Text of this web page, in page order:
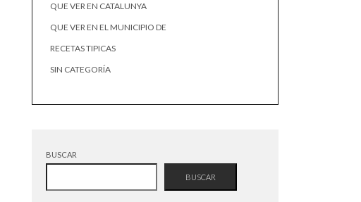
QUE VER EN CATALUNYA
QUE VER EN EL MUNICIPIO DE
RECETAS TIPICAS
SIN CATEGORÍA
BUSCAR
BUSCAR